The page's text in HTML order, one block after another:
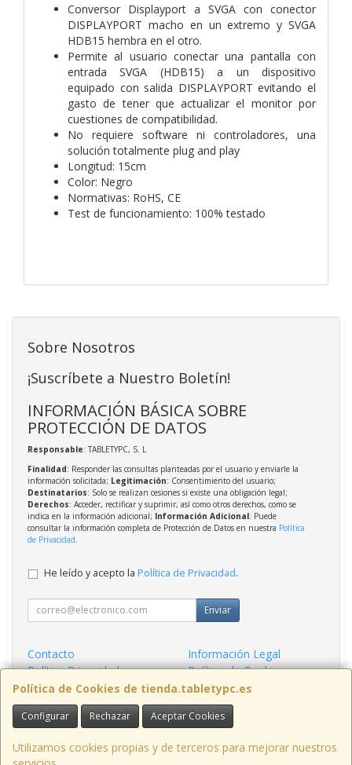
Conversor Displayport a SVGA con conector
DISPLAYPORT macho en un extremo y SVGA
HDB15 hembra en el otro.
Permite al usuario conectar una pantalla con
entrada SVGA (HDB15) a un dispositivo
equipado con salida DISPLAYPORT evitando el
gasto de tener que actualizar el monitor por
cuestiones de compatibilidad.
No requiere software ni controladores, una
solución totalmente plug and play
Longitud: 15cm
Color: Negro
Normativas: RoHS, CE
Test de funcionamiento: 100% testado
Política de Cookies de tienda.tabletypc.es
Configurar Rechazar Aceptar Cookies
Utilizamos cookies propias y de terceros para mejorar nuestros
Sobre Nosotros
¡Suscríbete a Nuestro Boletín!
INFORMACIÓN BÁSICA SOBRE
PROTECCIÓN DE DATOS
Responsable: TABLETYPC, S. L
Finalidad: Responder las consultas planteadas por el usuario y enviarle la
información solicitada; Legitimación: Consentimiento del usuario;
Destinatarios: Solo se realizan cesiones si existe una obligación legal;
Derechos: Acceder, rectificar y suprimir, así como otros derechos, como se
indica en la información adicional; Información Adicional: Puede
consultar la información completa de Protección de Datos en nuestra Política
de Privacidad
He leído y acepto la Política de Privacidad.
Enviar
Contacto
Información Legal
Política Privacidad
Política de Cookies
Condiciones de Compra
Formas de Pago
Contacto
tienda@tabletypc.es